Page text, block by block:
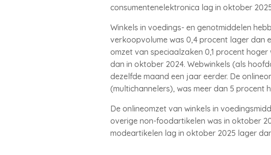
consumentenelektronica lag in oktober
Winkels in voedings- en genotmiddelen
verkoopvolume was 0,4 procent lager dan
omzet van speciaalzaken 0,1 procent
dan in oktober 2024. Webwinkels (als
dezelfde maand een jaar eerder. De
(multichannelers), was meer dan 5 procent
De onlineomzet van winkels in
overige non-foodartikelen was in oktober
modeartikelen lag in oktober 2025 lager